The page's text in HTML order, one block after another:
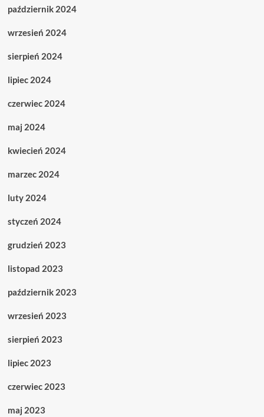
październik 2024
wrzesień 2024
sierpień 2024
lipiec 2024
czerwiec 2024
maj 2024
kwiecień 2024
marzec 2024
luty 2024
styczeń 2024
grudzień 2023
listopad 2023
październik 2023
wrzesień 2023
sierpień 2023
lipiec 2023
czerwiec 2023
maj 2023